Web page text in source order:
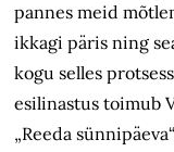
pannes meid
ikkagi päris ning
kogu selles
esilinastus toimub
„Reeda